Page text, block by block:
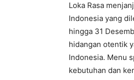
Loka Rasa
Indonesia yang
hingga 31
hidangan otentik
Indonesia. Menu
kebutuhan dan